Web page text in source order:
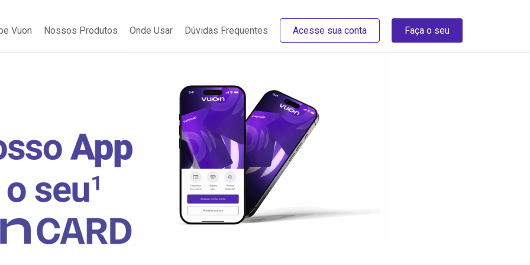
Vuon Nossos Produtos Onde Usar Dúvidas Frequentes Acesse sua conta Faça o seu